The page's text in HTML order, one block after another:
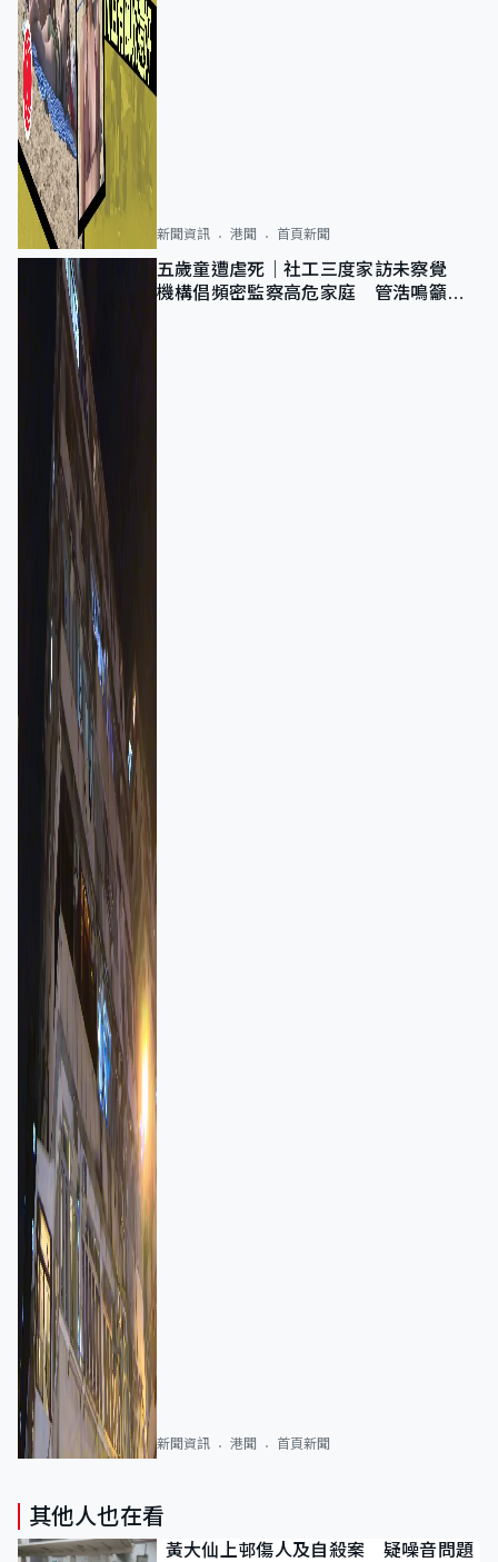
新聞資訊 港聞 首頁新聞
五歲童遭虐死｜社工三度家訪未察覺
機構倡頻密監察高危家庭 管浩鳴籲加
新聞資訊 港聞 首頁新聞
其他人也在看
黃大仙上邨傷人及自殺案 疑噪音問題